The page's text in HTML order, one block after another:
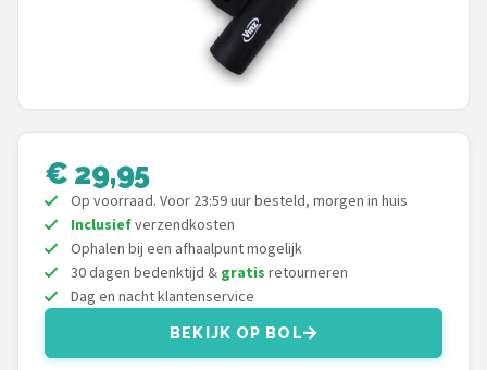
BBB Cycling
Schwalbe
Voltano
Shimano
€ 29,95
Op voorraad. Voor 23:59 uur besteld, morgen in huis
Inclusiefverzendkosten
Ophalen bij een afhaalpunt mogelijk
30 dagen bedenktijd & gratis retourneren
Dag en nacht klantenservice
BEKIJK OP BOL